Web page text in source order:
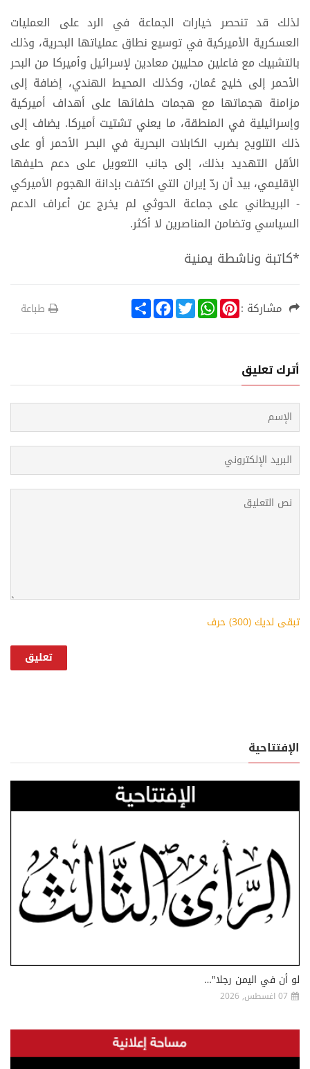
لذلك قد تنحصر خيارات الجماعة في الرد على العمليات
العسكرية الأميركية في توسيع نطاق عملياتها البحرية، وذلك
بالتشبيك مع فاعلين محليين معادين لإسرائيل وأميركا من البحر
الأحمر إلى خليج عُمان، وكذلك المحيط الهندي، إضافة إلى
مزامنة هجماتها مع هجمات حلفائها على أهداف أميركية
وإسرائيلية في المنطقة، ما يعني تشتيت أميركا. يضاف إلى
ذلك التلويح بضرب الكابلات البحرية في البحر الأحمر أو على
الأقل التهديد بذلك، إلى جانب التعويل على دعم حليفها
الإقليمي، بيد أن ردّ إيران التي اكتفت بإدانة الهجوم الأميركي
- البريطاني على جماعة الحوثي لم يخرج عن أعراف الدعم
السياسي وتضامن المناصرين لا أكثر.
*كاتبة وناشطة يمنية
مشاركة : S
h
F
a
k
T
w
W
h
p
P
i
s
طباعة
أترك تعليق
تبقى لديك (300) حرف
الإفتتاحية
لو أن في اليمن رجلا"…
07 اغسطس, 2026